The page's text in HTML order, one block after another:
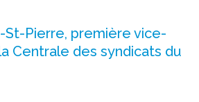
St-Pierre, première vice-
Centrale des syndicats du